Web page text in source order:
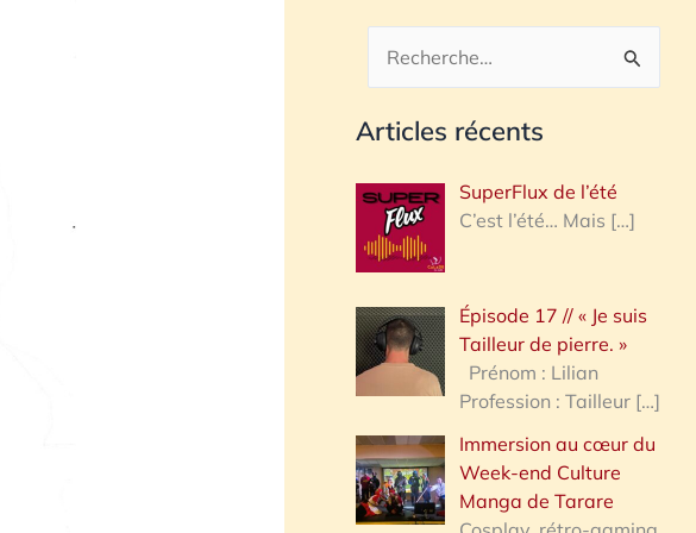
c
h
r
h
e
:
Articles récents
SuperFlux de l’été
C’est l’été… Mais […]
Épisode 17 // « Je suis
Tailleur de pierre. »
Prénom : Lilian
Profession : Tailleur […]
Immersion au cœur du
Week-end Culture
Manga de Tarare